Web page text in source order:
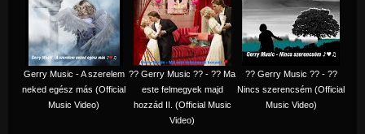
Gerry Music - A szerelem
neked egész más (Official
Music Video)
?? Gerry Music ?? - ?? Ma
este felmegyek majd
hozzád II. (Official Music
Video)
?? Gerry Music ?? - ??
Nincs szerencsém (Official
Music Video)